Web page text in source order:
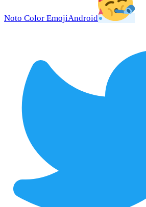
Noto Color EmojiAndroid